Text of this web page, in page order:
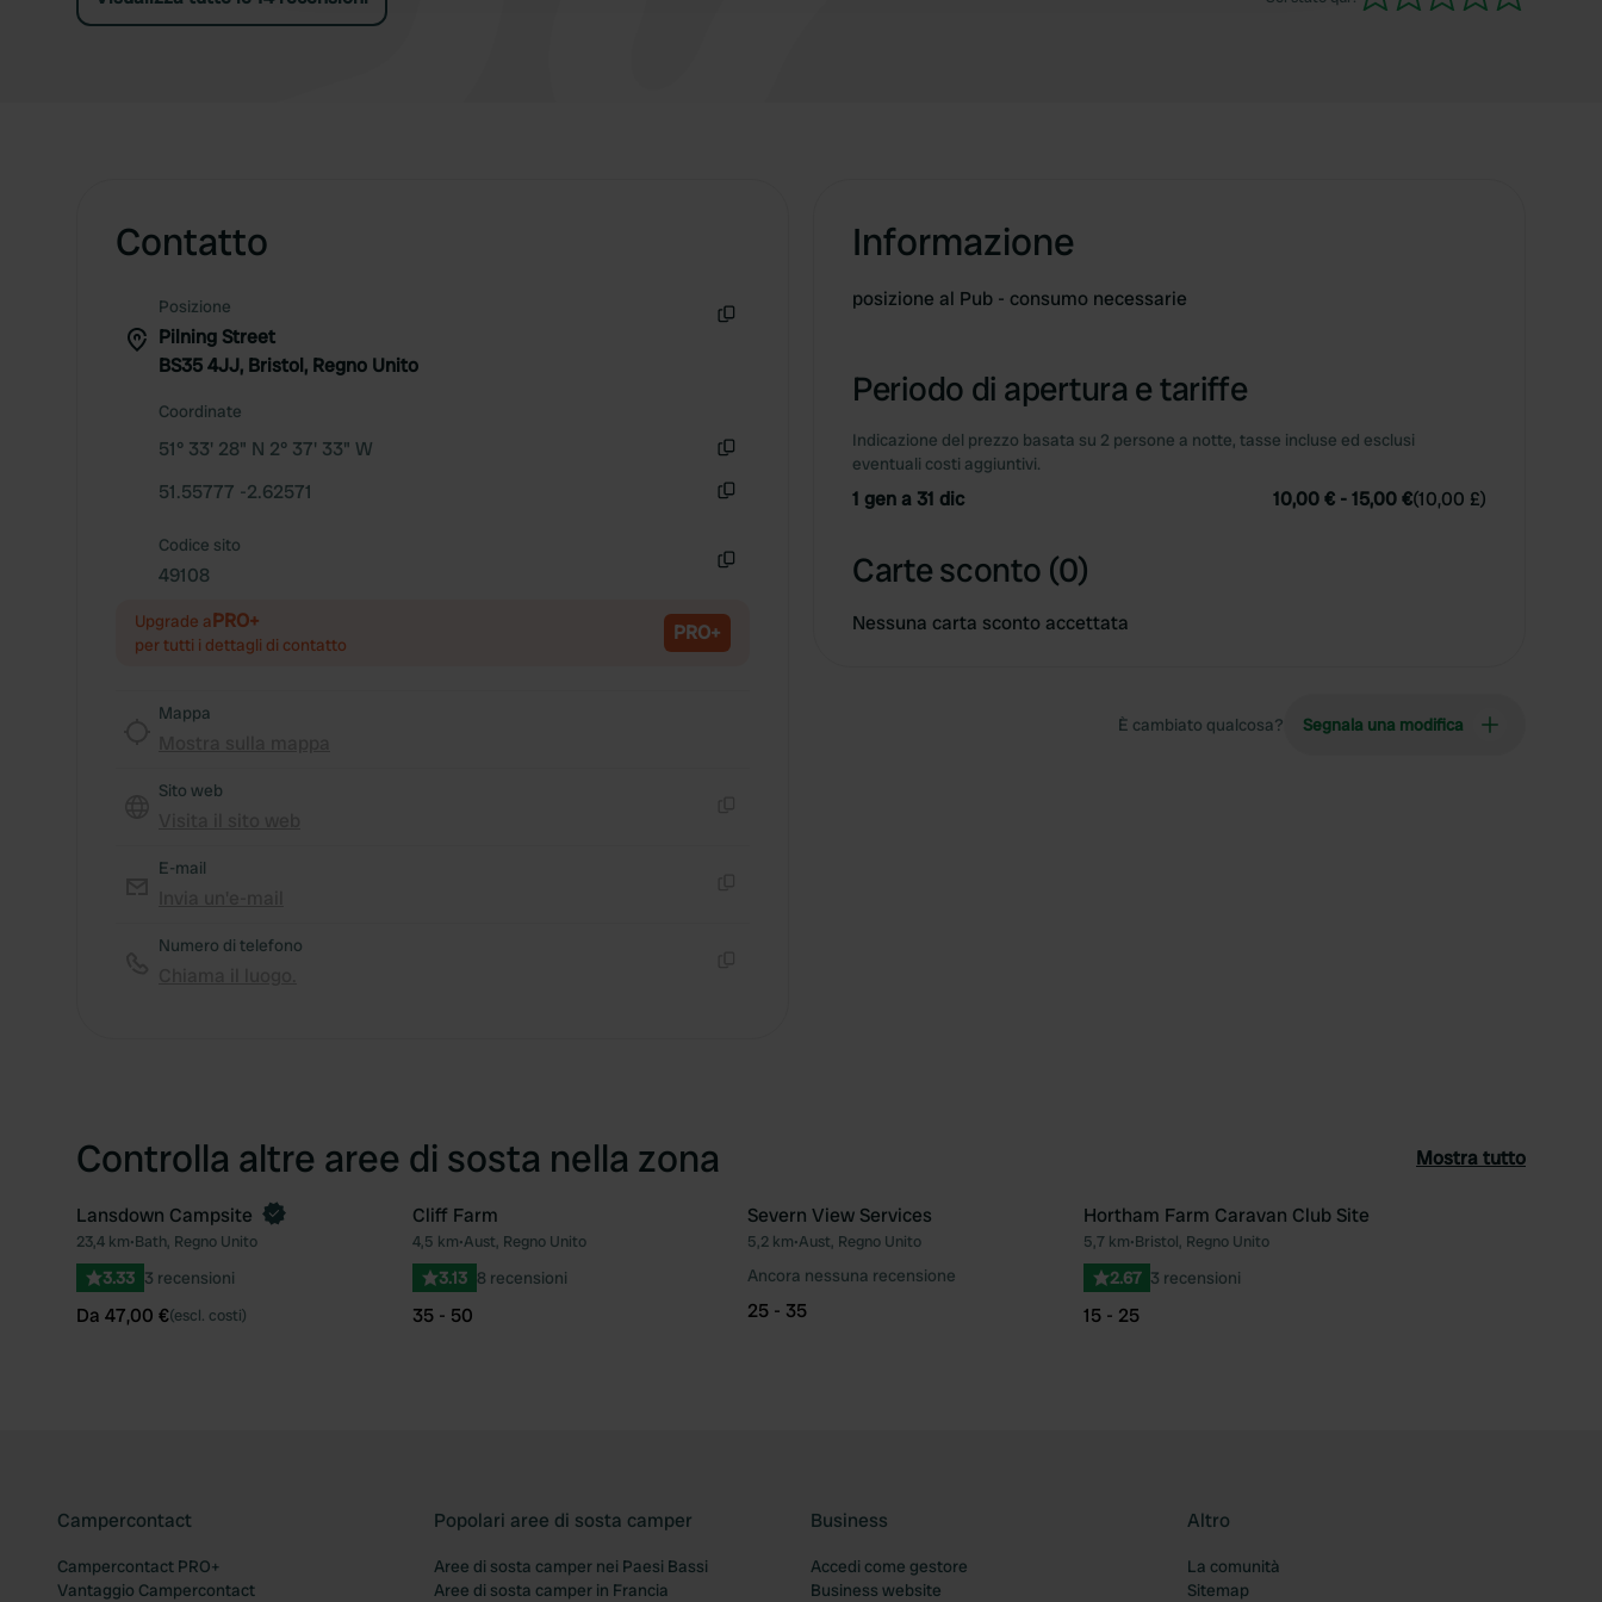
Contatto
Posizione
Pilning Street
BS35 4JJ, Bristol, Regno Unito
Coordinate
51° 33' 28" N 2° 37' 33" W
51.55777 -2.62571
Codice sito
49108
Upgrade aPRO+
per tutti i dettagli di contatto PRO+
Mappa
Sito web
E-mail
Numero di telefono
Informazione
posizione al Pub - consumo necessarie
Periodo di apertura e tariffe
Indicazione del prezzo basata su 2 persone a notte, tasse incluse ed esclusi
eventuali costi aggiuntivi.
1 gen a 31 dic 10,00 € -15,00 €(10,00 £)
Carte sconto (0)
Nessuna carta sconto accettata
È cambiato qualcosa? Segnala una modifica
Controlla altre aree di sosta nella zona Mostra tutto
Preferito
Prenota ora
Lansdown Campsite
23,4 km•Bath, Regno Unito
3.33 3 recensioni
Da 47,00 €(escl. costi)
Preferito
Cliff Farm
4,5 km•Aust, Regno Unito
3.13 8 recensioni
35 - 50
Preferito
Severn View Services
5,2 km•Aust, Regno Unito
Ancora nessuna recensione
25 - 35
Hortham Farm Caravan Club Site
5,7 km•Bristol, Regno Unito
2.67 3 recensioni
15 - 25
Campercontact
Campercontact PRO+
Vantaggio Campercontact
Popolari aree di sosta camper
Aree di sosta camper nei Paesi Bassi
Aree di sosta camper in Francia
Business
Accedi come gestore
Business website
Altro
La comunità
Sitemap